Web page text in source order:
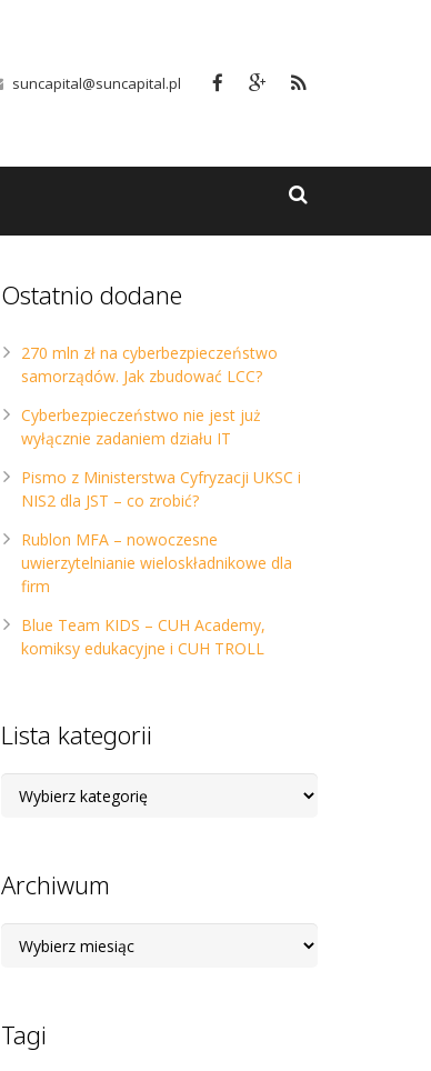
suncapital@suncapital.pl
Ostatnio dodane
270 mln zł na cyberbezpieczeństwo
samorządów. Jak zbudować LCC?
Cyberbezpieczeństwo nie jest już
wyłącznie zadaniem działu IT
Pismo z Ministerstwa Cyfryzacji UKSC i
NIS2 dla JST – co zrobić?
Rublon MFA – nowoczesne
uwierzytelnianie wieloskładnikowe dla
firm
Blue Team KIDS – CUH Academy,
komiksy edukacyjne i CUH TROLL
Lista kategorii
kategorii
Archiwum
Archiwum
Tagi